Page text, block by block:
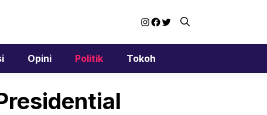
Instagram
Facebook
Twitter
Opini Politik Tokoh